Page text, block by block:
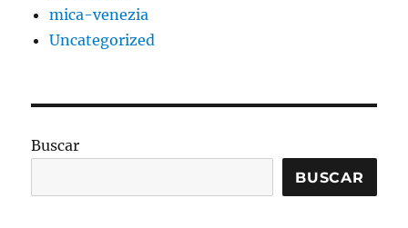
mica-venezia
Uncategorized
Buscar
BUSCAR